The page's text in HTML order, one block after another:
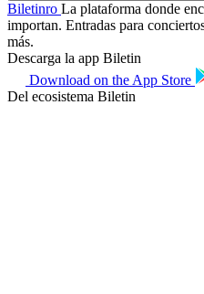
Biletinro La plataforma donde
importan. Entradas para
más.
Descarga la app Biletin
Download on the App Store
Del ecosistema Biletin